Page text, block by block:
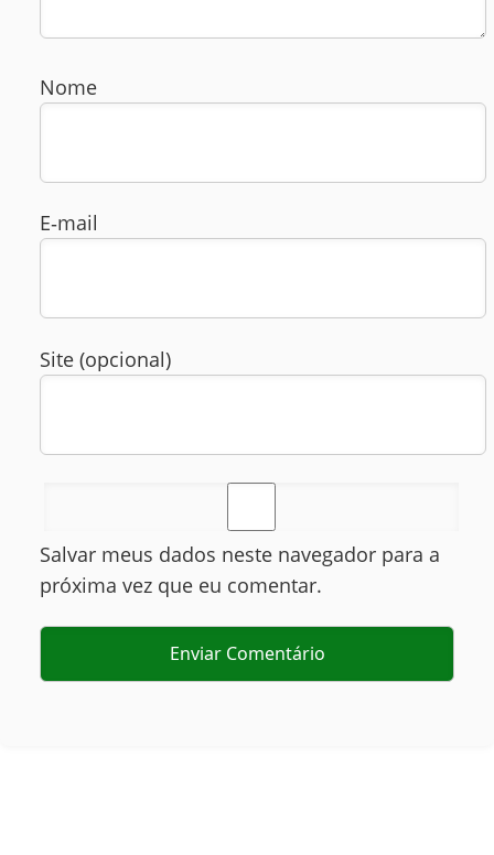
Nome
E‑mail
Site (opcional)
Salvar meus dados neste navegador para a
próxima vez que eu comentar.